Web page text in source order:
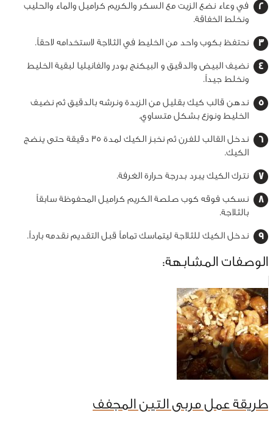
في وعاء نضع الزيت مع السكر والكريم كراميل والماء والحليب
ونخلط الخفاقة.
نحتفظ بكوب واحد من الخليط في الثلاجة لاستخدامه لاحقاً.
نضيف البيض والدقيق و البيكنج بودر والفانيليا لبقية الخليط
ونخلط جيداً.
ندهن قالب كيك بقليل من الزبدة ونرشه بالدقيق ثم نضيف
الخليط ونوزع بشكل متساوي.
ندخل القالب للفرن ثم نخبز الكيك لمدة 35 دقيقة حتى ينضج
الكيك.
نترك الكيك يبرد بدرجة حرارة الغرفة.
نسكب فوقه كوب صلصة الكريم كراميل المحفوظة سابقاً
بالثلاجة.
ندخل الكيك للثلاجة ليتماسك تماماً قبل التقديم نقدمه بارداً.
الوصفات المشابهة:
طريقة عمل مربى التين المجفف